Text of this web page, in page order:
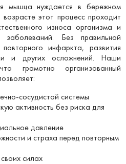
мышца нуждается в бережном
этот процесс проходит
износа организма и
заболеваний. Без правильной
инфаркта, развития
и других осложнений. Наши
грамотно организованный
сосудистой системы
активность без риска для
давление
и страха перед повторным
силах